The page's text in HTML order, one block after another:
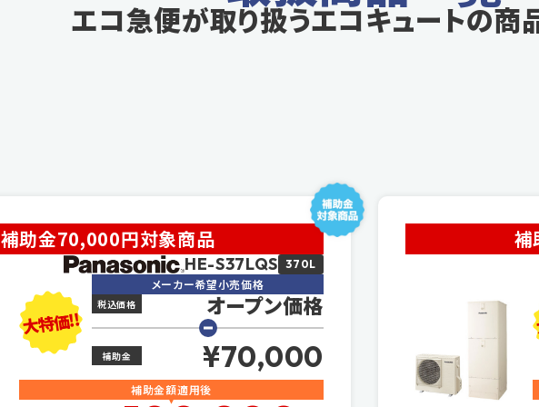
エコ急便が取り扱うエコキュートの商
補助金70,000円対象商品
HE-S37LQS 370L
大特価!!
メーカー希望小売価格
税込価格 オープン価格
補助金 ¥70,000
補助金額適用後
補